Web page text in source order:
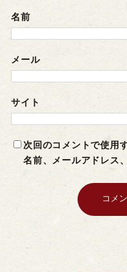
名前
メール
サイト
次回のコメントで使用
名前、メールアドレス